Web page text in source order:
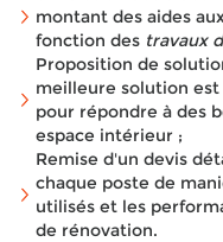
montant des aides
fonction des travaux
Proposition de
meilleure solution
pour répondre à des
espace intérieur ;
Remise d'un devis
chaque poste de
utilisés et les
de rénovation.